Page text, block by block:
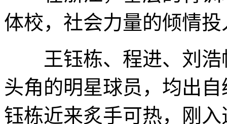
体校，社会力量的倾情
王钰栋、程进、刘浩
头角的明星球员，均出
钰栋近来炙手可热，刚